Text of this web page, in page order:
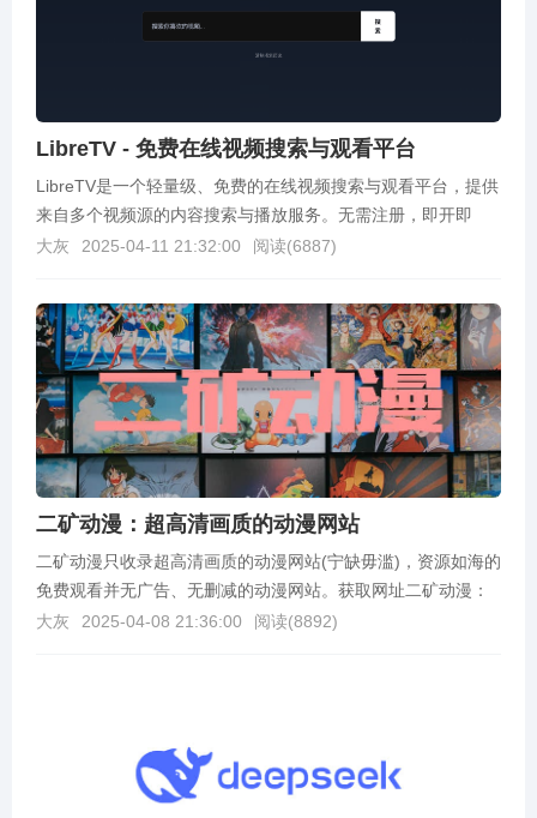
LibreTV - 免费在线视频搜索与观看平台
LibreTV是一个轻量级、免费的在线视频搜索与观看平台，提供
来自多个视频源的内容搜索与播放服务。无需注册，即开即
用，支持多种设备访问。项目采用纯前端技术构建，...
大灰 2025-04-11 21:32:00 阅读(6887)
二矿动漫：超高清画质的动漫网站
二矿动漫只收录超高清画质的动漫网站(宁缺毋滥)，资源如海的
免费观看并无广告、无删减的动漫网站。获取网址二矿动漫：
https://www.2rk.cc/
大灰 2025-04-08 21:36:00 阅读(8892)